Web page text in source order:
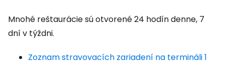
Mnohé reštaurácie sú otvorené 24 hodín denne, 7
dní v týždni.
Zoznam stravovacích zariadení na termináli 1